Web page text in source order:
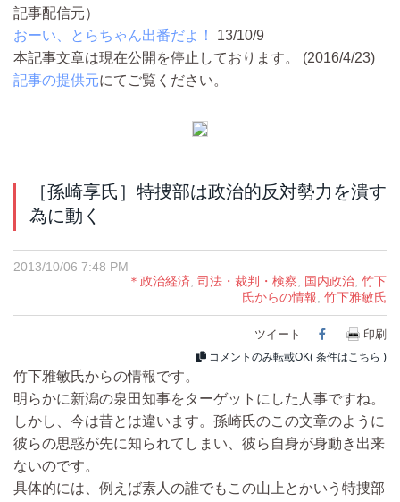
記事配信元）
おーい、とらちゃん出番だよ！
13/10/9
本記事文章は現在公開を停止しております。 (2016/4/23)
記事の提供元にてご覧ください。
［孫崎享氏］特捜部は政治的反対勢力を潰す
為に動く
2013/10/06 7:48 PM
＊政治経済 司法・裁判・検察 国内政治 竹下
氏からの情報 竹下雅敏氏
ツイート Facebook
印刷
コメントのみ転載OK( 条件はこちら )
竹下雅敏氏からの情報です。
明らかに新潟の泉田知事をターゲットにした人事ですね。
しかし、今は昔とは違います。孫崎氏のこの文章のように
彼らの思惑が先に知られてしまい、彼ら自身が身動き出来
ないのです。
具体的には、例えば素人の誰でもこの山上とかいう特捜部